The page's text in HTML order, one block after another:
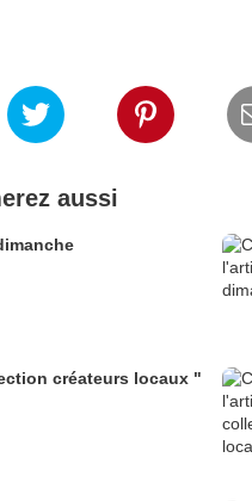
aussi
créateurs locaux "